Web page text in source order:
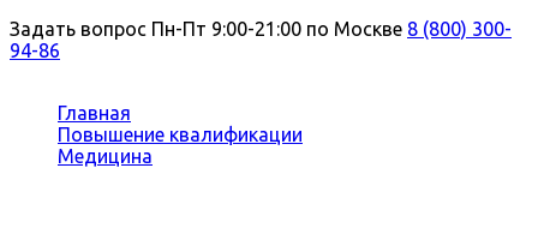
Задать вопрос Пн-Пт 9:00-21:00 по Москве 8 (800) 300-
94-86
Главная
Повышение квалификации
Медицина